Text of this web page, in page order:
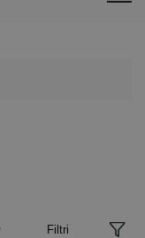
Filtri